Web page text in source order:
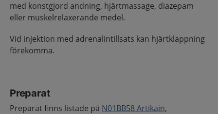
med konstgjord andning, hjärtmassage, diazepam
eller muskelrelaxerande medel.
Vid injektion med adrenalintillsats kan hjärtklappning
förekomma.
Preparat
Preparat finns listade på N01BB58 Artikain,